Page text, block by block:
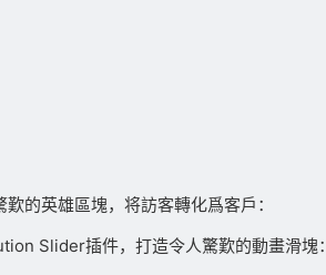
的英雄區塊，将訪客轉化爲客戶：
Slider插件，打造令人驚歎的動畫滑塊：